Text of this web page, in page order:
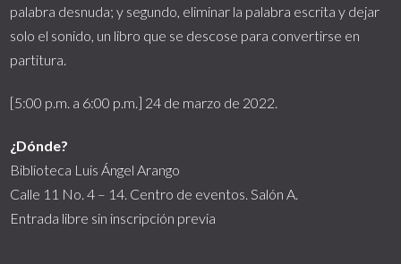
palabra desnuda; y segundo, eliminar la palabra escrita y dejar
solo el sonido, un libro que se descose para convertirse en
partitura.
[5:00 p.m. a 6:00 p.m.] 24 de marzo de 2022.
¿Dónde?
Biblioteca Luis Ángel Arango
Calle 11 No. 4 – 14. Centro de eventos. Salón A.
Entrada libre sin inscripción previa